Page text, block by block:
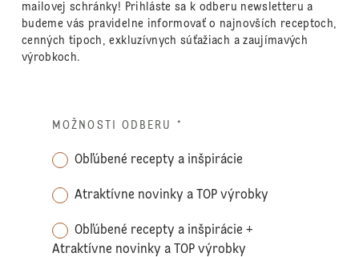
mailovej schránky! Prihláste sa k odberu newsletteru a
budeme vás pravidelne informovať o najnovších receptoch,
cenných tipoch, exkluzívnych súťažiach a zaujímavých
výrobkoch.
MOŽNOSTI ODBERU *
Obľúbené recepty a inšpirácie
Atraktívne novinky a TOP výrobky
Obľúbené recepty a inšpirácie +
Atraktívne novinky a TOP výrobky